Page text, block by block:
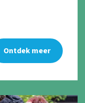
Ontdek meer